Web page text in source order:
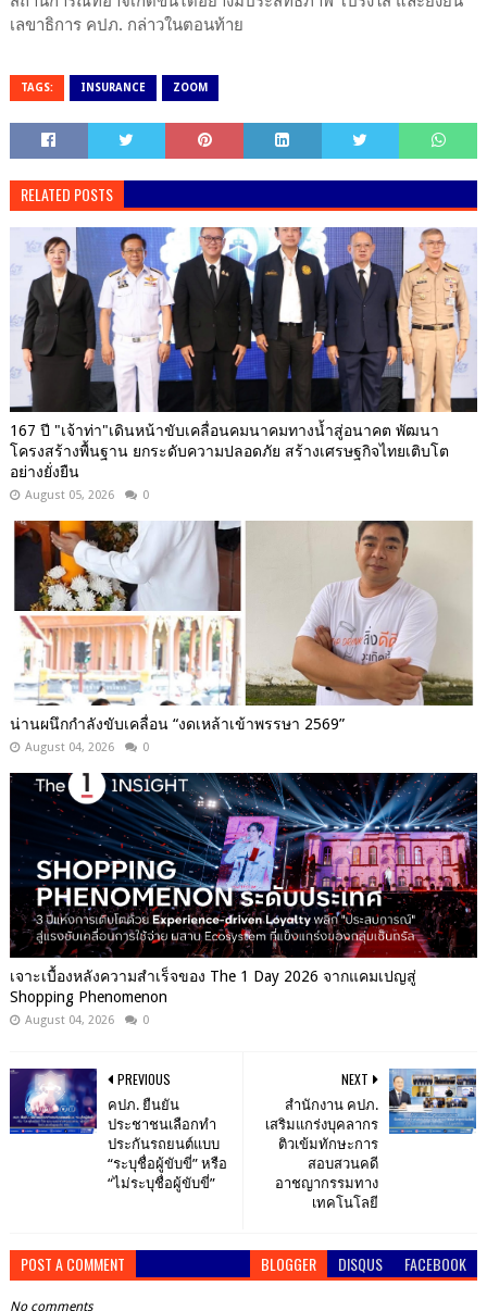
เลขาธิการ คปภ. กล่าวในตอนท้าย
TAGS: INSURANCE ZOOM
RELATED POSTS
167 ปี "เจ้าท่า"เดินหน้าขับเคลื่อนคมนาคมทางน้ำสู่อนาคต พัฒนา
โครงสร้างพื้นฐาน ยกระดับความปลอดภัย สร้างเศรษฐกิจไทยเติบโต
อย่างยั่งยืน
August 05, 2026 0
น่านผนึกกำลังขับเคลื่อน “งดเหล้าเข้าพรรษา 2569”
August 04, 2026 0
เจาะเบื้องหลังความสำเร็จของ The 1 Day 2026 จากแคมเปญสู่
Shopping Phenomenon
August 04, 2026 0
NEXT
สำนักงาน คปภ.
เสริมแกร่งบุคลากร
ติวเข้มทักษะการ
สอบสวนคดี
อาชญากรรมทาง
เทคโนโลยี
PREVIOUS
คปภ. ยืนยัน
ประชาชนเลือกทำ
ประกันรถยนต์แบบ
“ระบุชื่อผู้ขับขี่” หรือ
“ไม่ระบุชื่อผู้ขับขี่”
POST A COMMENT BLOGGER DISQUS FACEBOOK
No comments